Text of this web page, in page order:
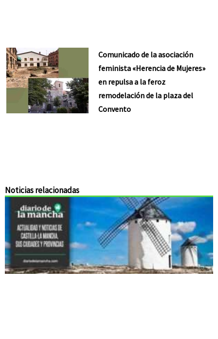
Comunicado de la asociación
feminista «Herencia de Mujeres»
en repulsa a la feroz
remodelación de la plaza del
Convento
Noticias relacionadas